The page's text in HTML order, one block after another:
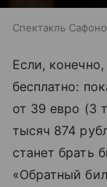
Спектакль
Если,
бесплатно:
от 39 евро (3
тысяч 874
станет брать
«Обратный